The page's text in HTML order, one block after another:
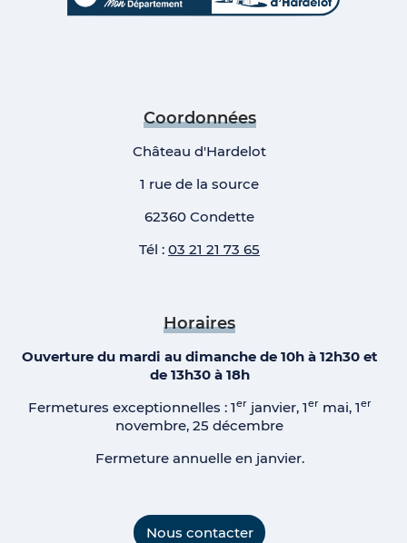
Coordonnées
Château d'Hardelot
1 rue de la source
62360 Condette
Tél :03 21 21 73 65
Horaires
Ouverture du mardi au dimanche de 10h à 12h30 et
de 13h30 à 18h
Fermetures exceptionnelles : 1erjanvier, 1ermai, 1er
novembre, 25 décembre
Fermeture annuelle en janvier.
Nous contacter